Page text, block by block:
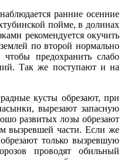
ранние осенние
пойме, в долинах
рекомендуется окучить
по второй нормально
чтобы предохранить слабо
Так же поступают и на
кусты обрезают, при
вырезают запасную
развитых лозы обрезают
вызревшей части. Если же
только вызревшую
проводят обильный